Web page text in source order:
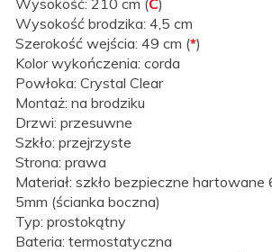
Wysokość brodzika: 4,5 cm
Szerokość wejścia: 49 cm (*)
Kolor wykończenia: corda
Powłoka: Crystal Clear
Montaż: na brodziku
Drzwi: przesuwne
Szkło: przejrzyste
Strona: prawa
Materiał: szkło bezpieczne hartowane
5mm (ścianka boczna)
Typ: prostokątny
Bateria: termostatyczna